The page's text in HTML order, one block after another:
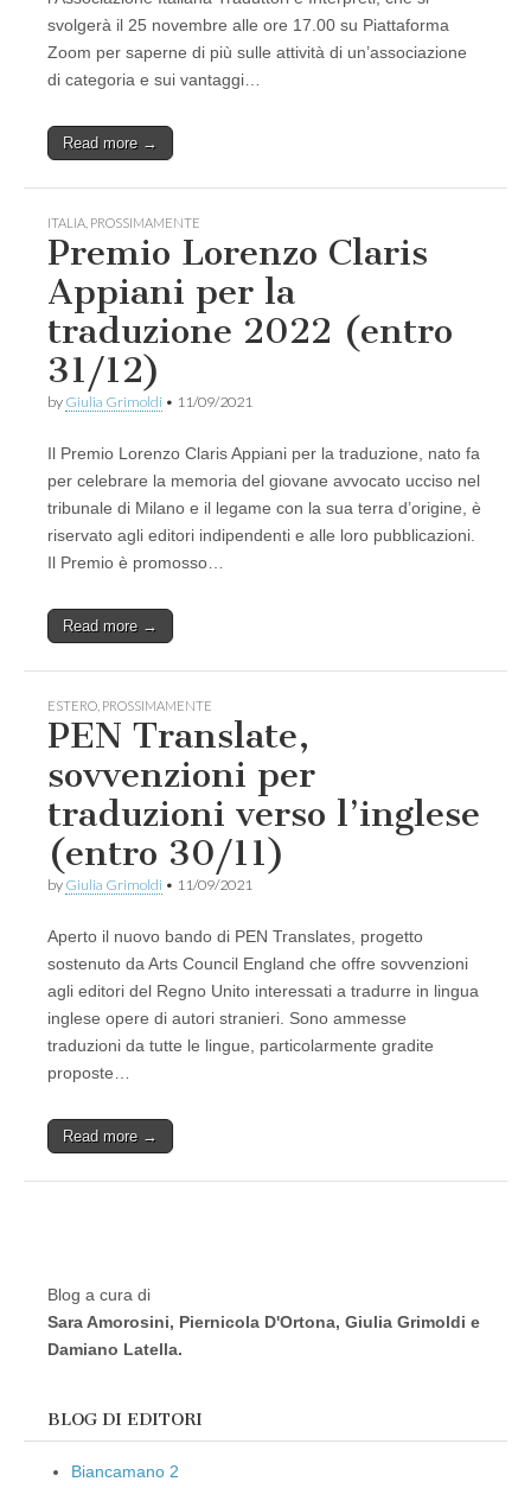
svolgerà il 25 novembre alle ore 17.00 su Piattaforma
Zoom per saperne di più sulle attività di un’associazione
di categoria e sui vantaggi…
Read more →
ITALIA PROSSIMAMENTE
Premio Lorenzo Claris
Appiani per la
traduzione 2022 (entro
31/12)
by Giulia Grimoldi • 11/09/2021
Il Premio Lorenzo Claris Appiani per la traduzione, nato fa
per celebrare la memoria del giovane avvocato ucciso nel
tribunale di Milano e il legame con la sua terra d’origine, è
riservato agli editori indipendenti e alle loro pubblicazioni.
Il Premio è promosso…
Read more →
ESTERO PROSSIMAMENTE
PEN Translate,
sovvenzioni per
traduzioni verso l’inglese
(entro 30/11)
by Giulia Grimoldi • 11/09/2021
Aperto il nuovo bando di PEN Translates, progetto
sostenuto da Arts Council England che offre sovvenzioni
agli editori del Regno Unito interessati a tradurre in lingua
inglese opere di autori stranieri. Sono ammesse
traduzioni da tutte le lingue, particolarmente gradite
proposte…
Read more →
Blog a cura di
Sara Amorosini, Piernicola D'Ortona, Giulia Grimoldi e
Damiano Latella.
BLOG DI EDITORI
Biancamano 2